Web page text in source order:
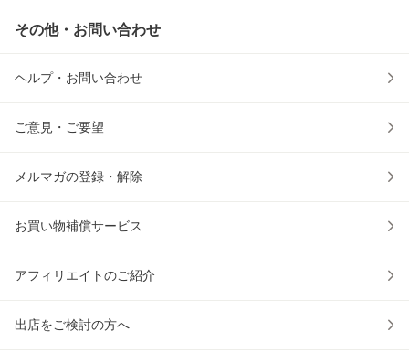
その他・お問い合わせ
ヘルプ・お問い合わせ
ご意見・ご要望
メルマガの登録・解除
お買い物補償サービス
アフィリエイトのご紹介
出店をご検討の方へ